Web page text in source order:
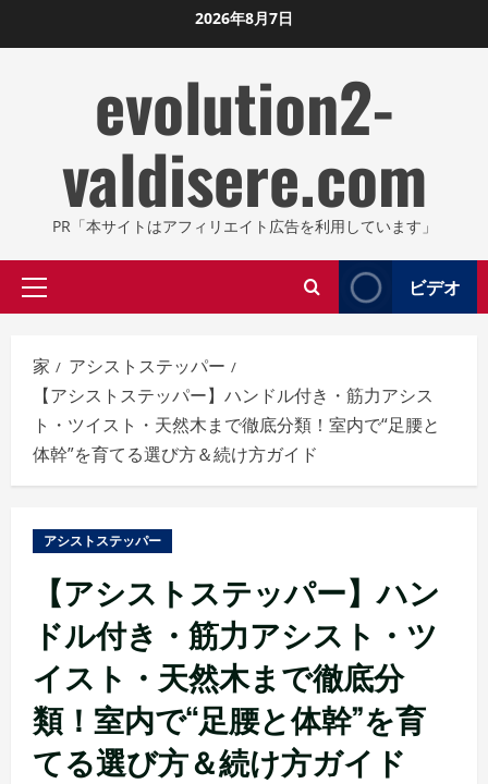
ン
2026年8月7日
evolution2-
valdisere.com
PR「本サイトはアフィリエイト広告を利用しています」
プ
イ
マ
リ
メ
ニ
ュ
ビデオ
家
アシストステッパー
【アシストステッパー】ハンドル付き・筋力アシス
ト・ツイスト・天然木まで徹底分類！室内で“足腰と
体幹”を育てる選び方＆続け方ガイド
アシストステッパー
【アシストステッパー】ハン
ドル付き・筋力アシスト・ツ
イスト・天然木まで徹底分
類！室内で“足腰と体幹”を育
てる選び方＆続け方ガイド